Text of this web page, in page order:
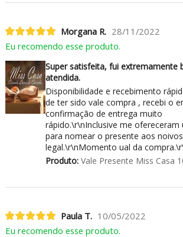
Morgana R. 28/11/2022
Eu recomendo esse produto.
Super satisfeita, fui extremamente
atendida.
Disponibilidade e recebimento
de ter sido vale compra , recebi o
confirmação de entrega muito
rápido.\r\nInclusive me ofereceram
para nomear o presente aos
legal.\r\nMomento ual da
Produto:Vale Presente Miss Casa
Paula T. 10/05/2022
Eu recomendo esse produto.